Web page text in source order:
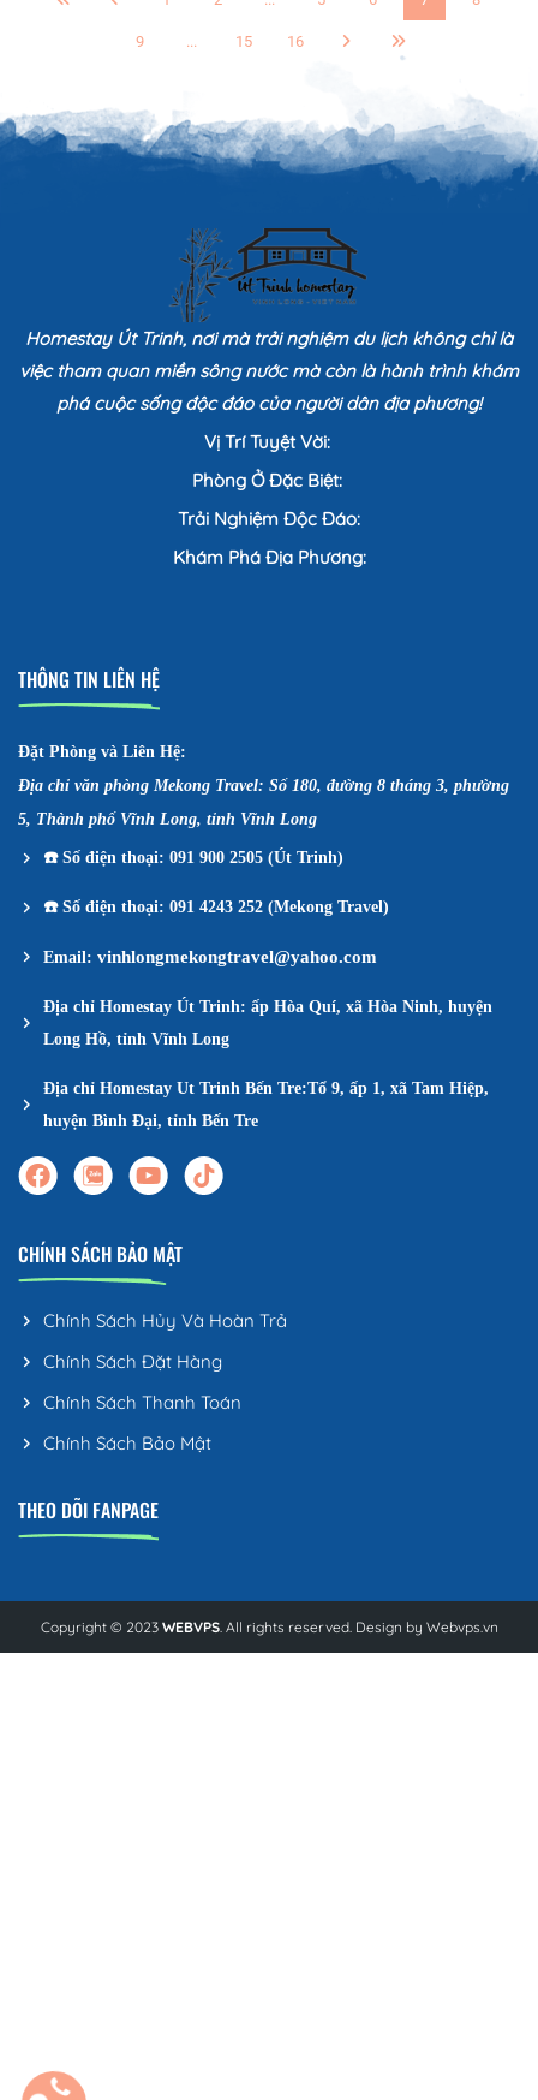
9 ... 15 16
Homestay Út Trinh, nơi mà trải nghiệm du lịch không chỉ là
việc tham quan miền sông nước mà còn là hành trình khám
phá cuộc sống độc đáo của người dân địa phương!
Vị Trí Tuyệt Vời:
Phòng Ở Đặc Biệt:
Trải Nghiệm Độc Đáo:
Khám Phá Địa Phương:
THÔNG TIN LIÊN HỆ
Đặt Phòng và Liên Hệ:
Địa chỉ văn phòng Mekong Travel: Số 180, đường 8 tháng 3, phường
5, Thành phố Vĩnh Long, tỉnh Vĩnh Long
☎️Số điện thoại: 091 900 2505 (Út Trinh)
☎️Số điện thoại: 091 4243 252 (Mekong Travel)
Email: vinhlongmekongtravel@yahoo.com
Địa chỉ Homestay Út Trinh: ấp Hòa Quí, xã Hòa Ninh, huyện
Long Hồ, tỉnh Vĩnh Long
Địa chỉ Homestay Ut Trinh Bến Tre:Tổ 9, ấp 1, xã Tam Hiệp,
huyện Bình Đại, tỉnh Bến Tre
CHÍNH SÁCH BẢO MẬT
Chính Sách Hủy Và Hoàn Trả
Chính Sách Đặt Hàng
Chính Sách Thanh Toán
Chính Sách Bảo Mật
THEO DÕI FANPAGE
Copyright © 2023 WEBVPS. All rights reserved. Design by Webvps.vn